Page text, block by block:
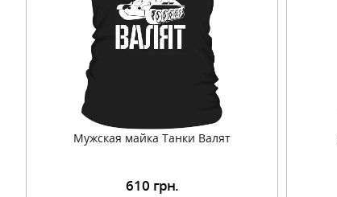
Мужская майка Танки Валят
610 грн.
Подробнее